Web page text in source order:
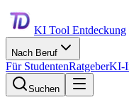
KI Tool Entdeckung
Nach Beruf
Für StudentenRatgeberKI-
Suchen